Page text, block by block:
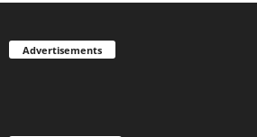
Advertisements